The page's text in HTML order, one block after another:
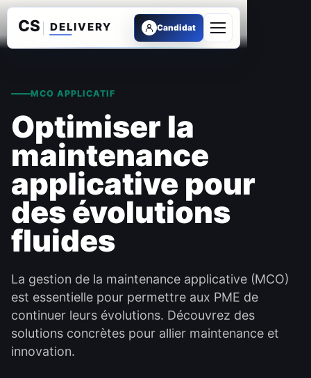
Candidat
Ouvrir le menu
MCO APPLICATIF
Optimiser la
maintenance
applicative pour
des évolutions
fluides
La gestion de la maintenance applicative (MCO)
est essentielle pour permettre aux PME de
continuer leurs évolutions. Découvrez des
solutions concrètes pour allier maintenance et
innovation.